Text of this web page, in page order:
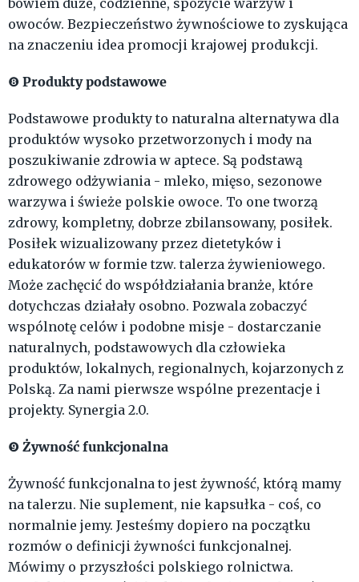
bowiem duże, codzienne, spożycie warzyw i
owoców. Bezpieczeństwo żywnościowe to zyskująca
na znaczeniu idea promocji krajowej produkcji.
❽ Produkty podstawowe
Podstawowe produkty to naturalna alternatywa dla
produktów wysoko przetworzonych i mody na
poszukiwanie zdrowia w aptece. Są podstawą
zdrowego odżywiania - mleko, mięso, sezonowe
warzywa i świeże polskie owoce. To one tworzą
zdrowy, kompletny, dobrze zbilansowany, posiłek.
Posiłek wizualizowany przez dietetyków i
edukatorów w formie tzw. talerza żywieniowego.
Może zachęcić do współdziałania branże, które
dotychczas działały osobno. Pozwala zobaczyć
wspólnotę celów i podobne misje - dostarczanie
naturalnych, podstawowych dla człowieka
produktów, lokalnych, regionalnych, kojarzonych z
Polską. Za nami pierwsze wspólne prezentacje i
projekty. Synergia 2.0.
❾ Żywność funkcjonalna
Żywność funkcjonalna to jest żywność, którą mamy
na talerzu. Nie suplement, nie kapsułka - coś, co
normalnie jemy. Jesteśmy dopiero na początku
rozmów o definicji żywności funkcjonalnej.
Mówimy o przyszłości polskiego rolnictwa.